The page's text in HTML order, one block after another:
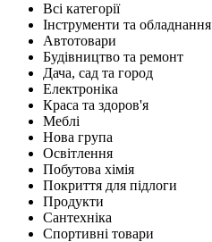
Всі категорії
Інструменти та обладнання
Автотовари
Будівництво та ремонт
Дача, сад та город
Електроніка
Краса та здоров'я
Меблі
Нова група
Освітлення
Побутова хімія
Покриття для підлоги
Продукти
Сантехніка
Спортивні товари